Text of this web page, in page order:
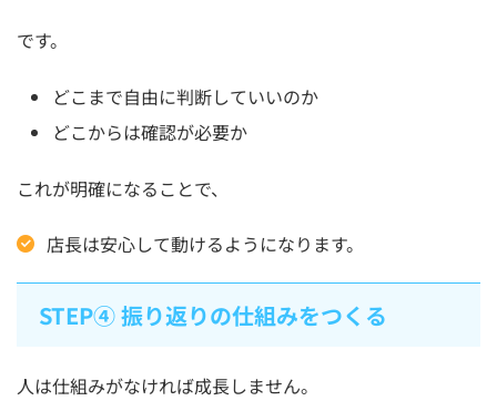
です。
どこまで自由に判断していいのか
どこからは確認が必要か
これが明確になることで、
店長は安心して動けるようになります。
STEP④ 振り返りの仕組みをつくる
人は仕組みがなければ成長しません。